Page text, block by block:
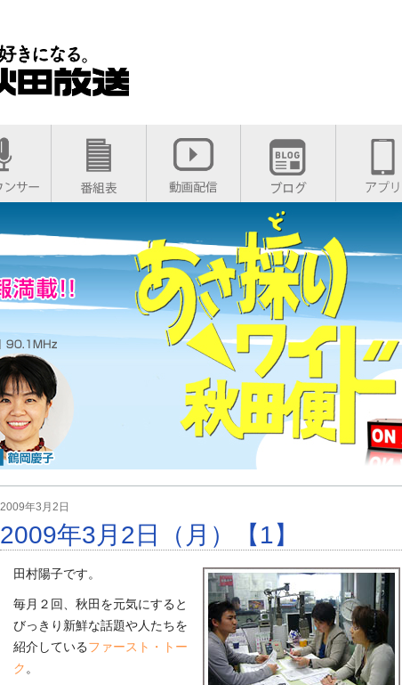
2009年3月2日
2009年3月2日（月）【1】
田村陽子です。
毎月２回、秋田を元気にすると
びっきり新鮮な話題や人たちを
紹介しているファースト・トー
ク 。